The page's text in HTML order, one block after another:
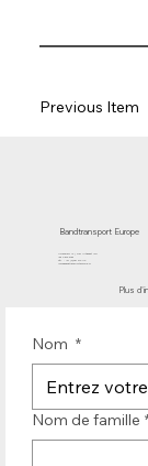
Previous Item
Bandtransport Europe
Molenwerf 12 | DB Uitgeest 1911
les Pays-Bas
Tél. : +31 (0)251 319 119
info@bandtransporteurope.nl
Plus
Nom *
Nom de famille